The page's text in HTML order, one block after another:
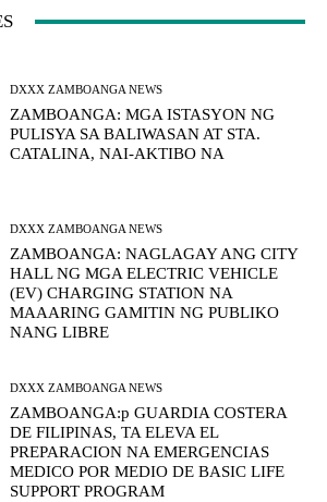
DXXX ZAMBOANGA NEWS
ZAMBOANGA: MGA ISTASYON NG
PULISYA SA BALIWASAN AT STA.
CATALINA, NAI-AKTIBO NA
DXXX ZAMBOANGA NEWS
ZAMBOANGA: NAGLAGAY ANG CITY
HALL NG MGA ELECTRIC VEHICLE
(EV) CHARGING STATION NA
MAAARING GAMITIN NG PUBLIKO
NANG LIBRE
DXXX ZAMBOANGA NEWS
ZAMBOANGA:p GUARDIA COSTERA
DE FILIPINAS, TA ELEVA EL
PREPARACION NA EMERGENCIAS
MEDICO POR MEDIO DE BASIC LIFE
SUPPORT PROGRAM